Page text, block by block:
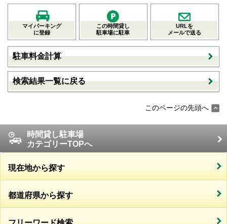
マイパーキング
に登録
この時間貸し
駐車場に駐車
URLを
メールで送る
駐車料金計算
検索結果一覧に戻る
このページの先頭へ
時間貸し駐車場
カテゴリーTOPへ
現在地から探す
都道府県から探す